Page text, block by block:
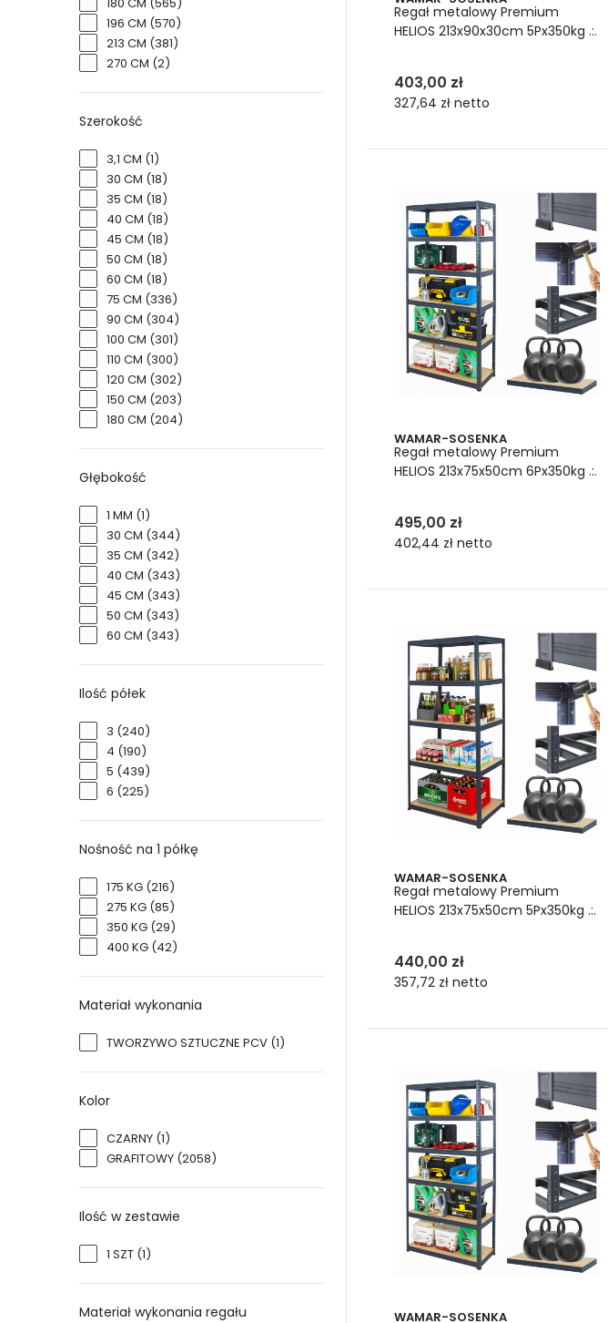
196 CM (570)
213 CM (381)
270 CM (2)
Szerokość
3,1 CM (1)
30 CM (18)
35 CM (18)
40 CM (18)
45 CM (18)
50 CM (18)
60 CM (18)
75 CM (336)
90 CM (304)
100 CM (301)
110 CM (300)
120 CM (302)
150 CM (203)
180 CM (204)
Głębokość
1 MM (1)
30 CM (344)
35 CM (342)
40 CM (343)
45 CM (343)
50 CM (343)
60 CM (343)
Ilość półek
3 (240)
4 (190)
5 (439)
6 (225)
Nośność na 1 półkę
175 KG (216)
275 KG (85)
350 KG (29)
400 KG (42)
Materiał wykonania
TWORZYWO SZTUCZNE PCV (1)
Kolor
CZARNY (1)
GRAFITOWY (2058)
Ilość w zestawie
1 SZT (1)
Materiał wykonania regału
Regał metalowy Premium
HELIOS 213x90x30cm 5Px350kg .:.
403,00 zł
327,64 zł netto
WAMAR-SOSENKA
Regał metalowy Premium
HELIOS 213x75x50cm 6Px350kg .:.
495,00 zł
402,44 zł netto
WAMAR-SOSENKA
Regał metalowy Premium
HELIOS 213x75x50cm 5Px350kg .:.
440,00 zł
357,72 zł netto
WAMAR-SOSENKA